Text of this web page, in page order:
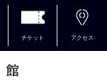
チケット アクセス